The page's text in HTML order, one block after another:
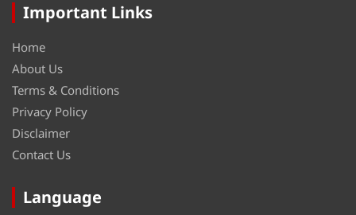
Important Links
Home
About Us
Terms & Conditions
Privacy Policy
Disclaimer
Contact Us
Language